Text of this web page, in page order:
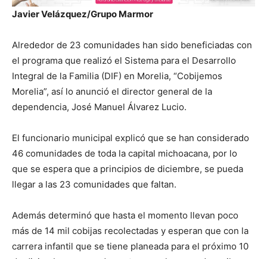
Javier Velázquez/Grupo Marmor
Alrededor de 23 comunidades han sido beneficiadas con
el programa que realizó el Sistema para el Desarrollo
Integral de la Familia (DIF) en Morelia, “Cobijemos
Morelia”, así lo anunció el director general de la
dependencia, José Manuel Álvarez Lucio.
El funcionario municipal explicó que se han considerado
46 comunidades de toda la capital michoacana, por lo
que se espera que a principios de diciembre, se pueda
llegar a las 23 comunidades que faltan.
Además determinó que hasta el momento llevan poco
más de 14 mil cobijas recolectadas y esperan que con la
carrera infantil que se tiene planeada para el próximo 10